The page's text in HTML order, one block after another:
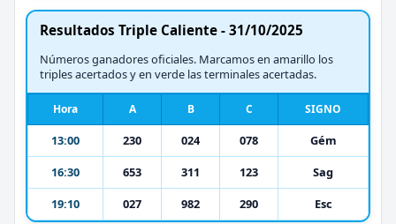
Resultados Triple Caliente - 31/10/2025
Números ganadores oficiales. Marcamos en amarillo los
triples acertados y en verde las terminales acertadas.
Hora A B C SIGNO
13:00 230 024 078
Gém
16:30
653 311 123
Sag
19:10
027 982 290 Esc